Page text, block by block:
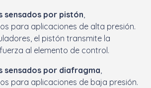
sensados por pistón
para aplicaciones de alta presión.
el pistón transmite la
al elemento de control.
sensados por diafragma
para aplicaciones de baja presión.